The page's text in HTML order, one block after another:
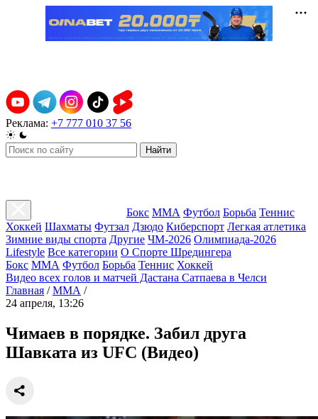
Реклама: +7 777 010 37 56
Найти
Бокс ММА Футбол Борьба Теннис
Хоккей Шахматы Футзал Дзюдо Киберспорт Легкая атлетика
Зимние виды спорта Другие ЧМ-2026 Олимпиада-2026
Lifestyle Все категории О Спорте Шредингера
Бокс ММА Футбол Борьба Теннис Хоккей
Видео всех голов и матчей Дастана Сатпаева в Челси
Главная / ММА /
24 апреля, 13:26
Чимаев в порядке. Забил друга
Шавката из UFC (Видео)